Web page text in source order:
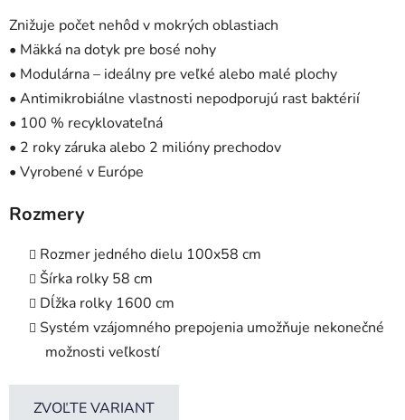
Znižuje počet nehôd v mokrých oblastiach
• Mäkká na dotyk pre bosé nohy
• Modulárna – ideálny pre veľké alebo malé plochy
• Antimikrobiálne vlastnosti nepodporujú rast baktérií
• 100 % recyklovateľná
• 2 roky záruka alebo 2 milióny prechodov
• Vyrobené v Európe
Rozmery
Rozmer jedného dielu 100x58 cm
Šírka rolky 58 cm
Dĺžka rolky 1600 cm
Systém vzájomného prepojenia umožňuje nekonečné
možnosti veľkostí
ZVOĽTE VARIANT